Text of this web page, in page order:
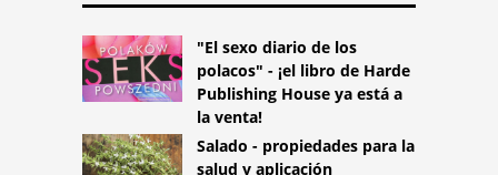
"El sexo diario de los
polacos" - ¡el libro de Harde
Publishing House ya está a
la venta!
Salado - propiedades para la
salud y aplicación